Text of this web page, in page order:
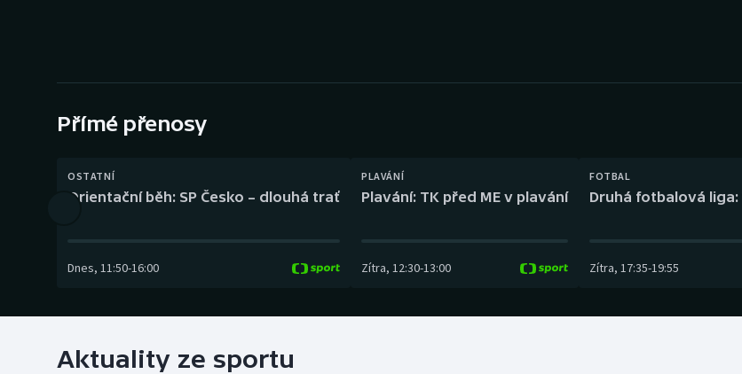
Přímé přenosy
OSTATNÍ
Orientační běh: SP Česko – dlouhá trať
Dnes, 11:50-16:00
PLAVÁNÍ
Plavání: TK před ME v plavání
Zítra, 12:30-13:00
FOTBAL
Druhá fotbalová liga:
Zítra, 17:35-19:55
Aktuality ze sportu